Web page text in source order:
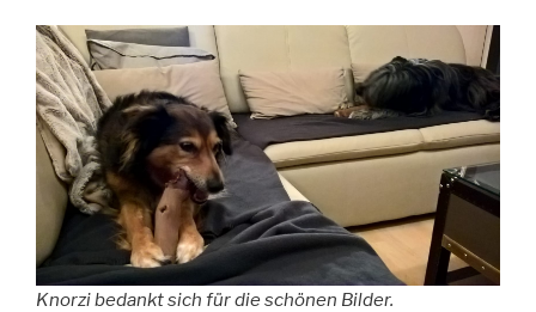
Knorzi bedankt sich für die schönen Bilder.